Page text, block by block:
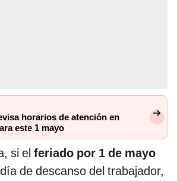
horarios de atención en
este 1 mayo
si el feriado por 1 de mayo
de descanso del trabajador,